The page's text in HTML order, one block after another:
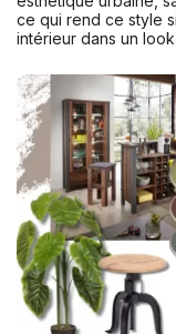
ce qui rend ce style
intérieur dans un